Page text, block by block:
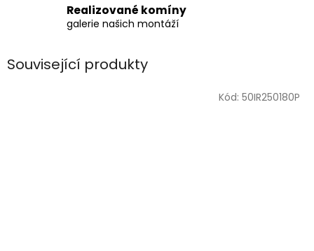
Realizované komíny
galerie našich montáží
Související produkty
Kód: 50IR250180P